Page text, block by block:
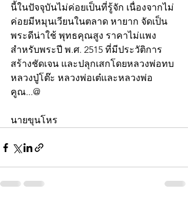
นี้ในปัจจุบันไม่ค่อยเป็นที่รู้จัก เนื่องจากไม่
ค่อยมีหมุนเวียนในตลาด หายาก จัดเป็น
พระดีน่าใช้ พุทธคุณสูง ราคาไม่แพง
สำหรับพระปี พ.ศ. 2515 ที่มีประวัติการ
สร้างชัดเจน และปลุกเสกโดยหลวงพ่อทบ
หลวงปู่โต๊ะ หลวงพ่อเต๋และหลวงพ่อ
คูณ...@
นายขุนโหร